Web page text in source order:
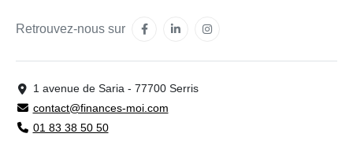
Retrouvez-nous sur
1 avenue de Saria - 77700 Serris
contact@finances-moi.com
01 83 38 50 50